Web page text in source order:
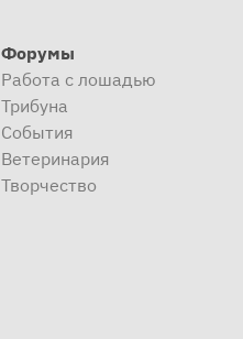
Форумы
Работа с лошадью
Трибуна
События
Ветеринария
Творчество